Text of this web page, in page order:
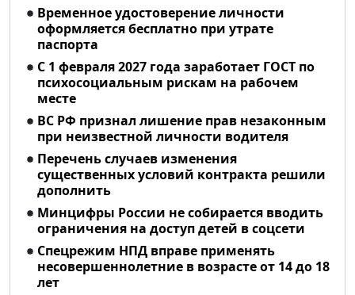
Временное удостоверение личности
оформляется бесплатно при утрате
паспорта
С 1 февраля 2027 года заработает ГОСТ по
психосоциальным рискам на рабочем
месте
ВС РФ признал лишение прав незаконным
при неизвестной личности водителя
Перечень случаев изменения
существенных условий контракта решили
дополнить
Минцифры России не собирается вводить
ограничения на доступ детей в соцсети
Спецрежим НПД вправе применять
несовершеннолетние в возрасте от 14 до 18
лет